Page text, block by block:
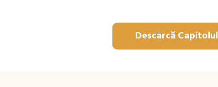
Descarcă Capitolul